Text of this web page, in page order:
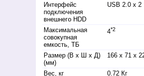
Интерфейс
подключения
внешнего HDD
USB 2.0 x 2
Максимальная
совокупная
емкость, ТБ
4*2
Размер (В x Ш x Д)
(мм)
166 х 71 x
Вес, кг 0.72 Кг